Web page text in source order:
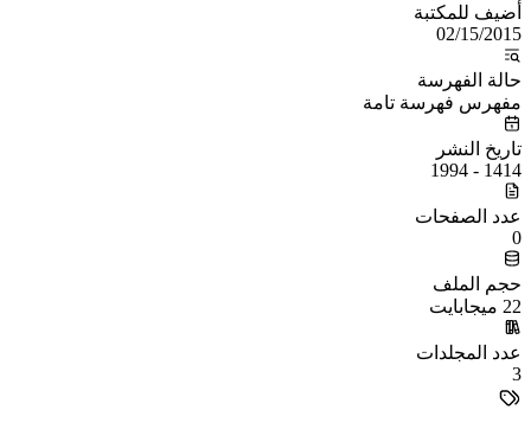
أُضيف للمكتبة
02/15/2015
حالة الفهرسة
مفهرس فهرسة تامة
تاريخ النشر
1414 - 1994
عدد الصفحات
0
حجم الملف
22 ميجابايت
عدد المجلدات
3